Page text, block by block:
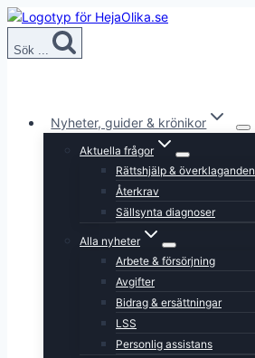
Skip
content
Sök ...
Nyheter, guider & krönikor
Aktuella frågor
Rättshjälp & överklaganden
Återkrav
Sällsynta diagnoser
Alla nyheter
Arbete & försörjning
Avgifter
Bidrag & ersättningar
LSS
Personlig assistans